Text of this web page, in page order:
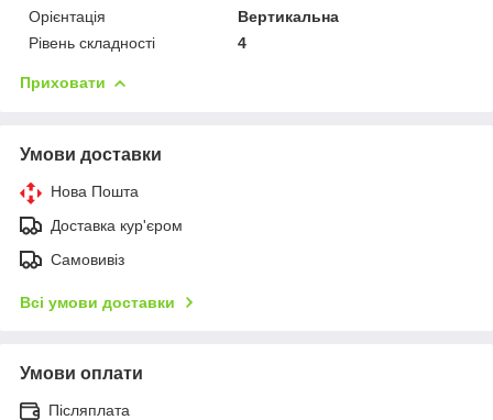
Орієнтація
Вертикальна
Рівень складності
4
Приховати
Умови доставки
Нова Пошта
Доставка кур'єром
Самовивіз
Всі умови доставки
Умови оплати
Післяплата